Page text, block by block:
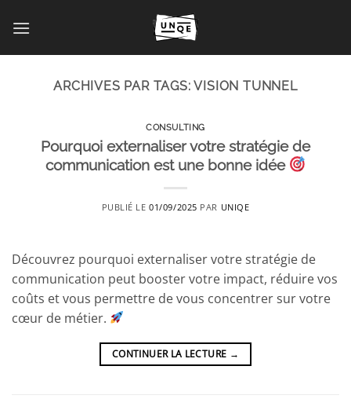
au
ARCHIVES PAR TAGS:VISION TUNNEL
CONSULTING
Pourquoi externaliser votre stratégie de
communication est une bonne idée
PUBLIÉ LE01/09/2025 PAR UNIQE
Découvrez pourquoi externaliser votre stratégie de
communication peut booster votre impact, réduire vos
coûts et vous permettre de vous concentrer sur votre
cœur de métier.
CONTINUER LA LECTURE →